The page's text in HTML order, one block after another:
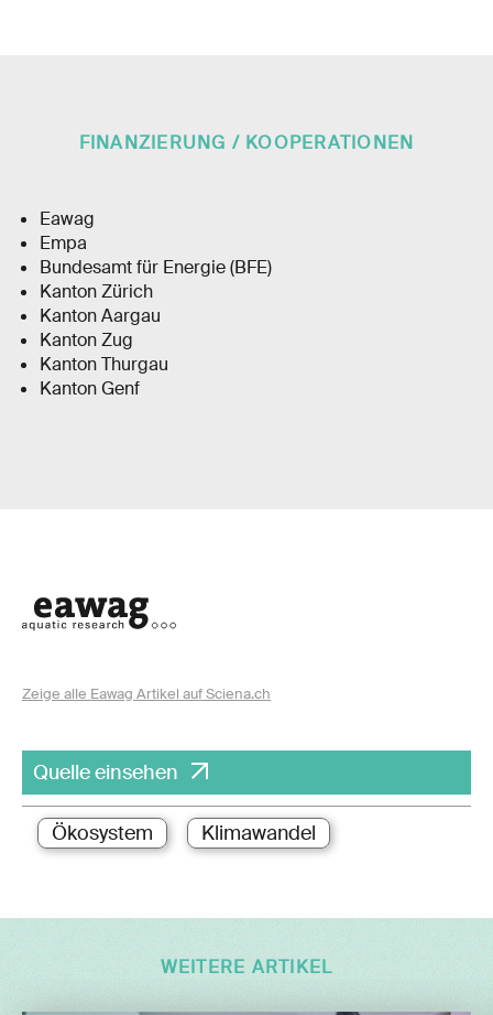
FINANZIERUNG / KOOPERATIONEN
Eawag
Empa
Bundesamt für Energie (BFE)
Kanton Zürich
Kanton Aargau
Kanton Zug
Kanton Thurgau
Kanton Genf
Zeige alle Eawag Artikel auf Sciena.ch
Quelle einsehen
Ökosystem Klimawandel
WEITERE ARTIKEL